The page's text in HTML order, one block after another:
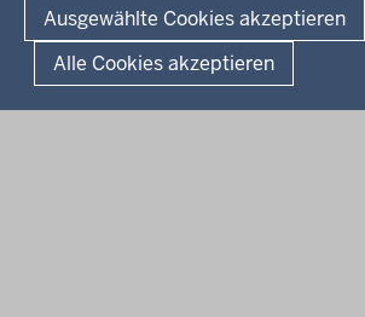
Ausgewählte Cookies akzeptieren
Alle Cookies akzeptieren
Fußzeile
Datenschutz Erklärung zur Barrierefreiheit